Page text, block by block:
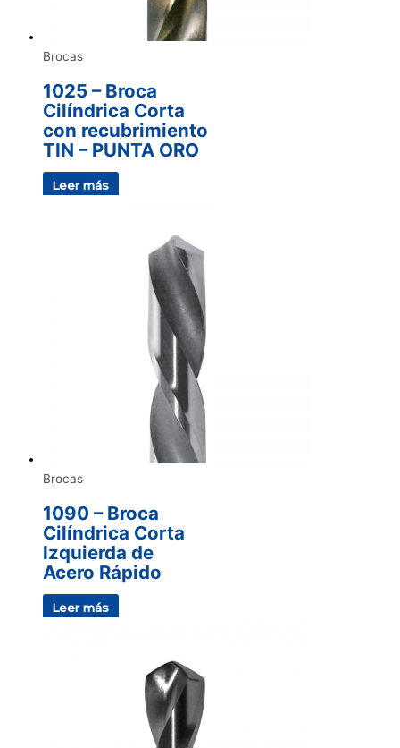
Brocas
1025 – Broca
Cilíndrica Corta
con recubrimiento
TIN – PUNTA ORO
Leer más
Brocas
1090 – Broca
Cilíndrica Corta
Izquierda de
Acero Rápido
Leer más